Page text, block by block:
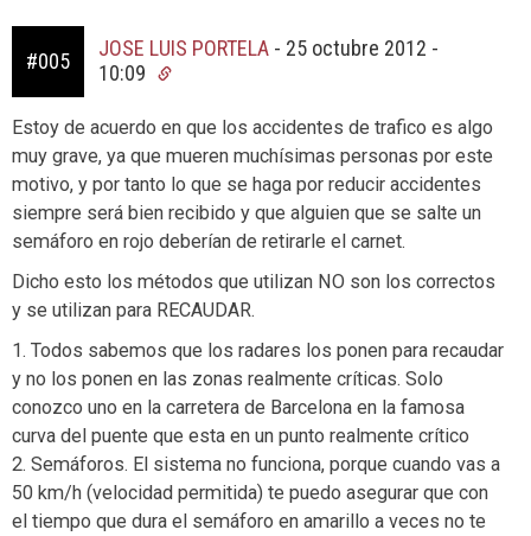
#005
JOSE LUIS PORTELA - 25 octubre 2012 -
10:09
Estoy de acuerdo en que los accidentes de trafico es algo
muy grave, ya que mueren muchísimas personas por este
motivo, y por tanto lo que se haga por reducir accidentes
siempre será bien recibido y que alguien que se salte un
semáforo en rojo deberían de retirarle el carnet.
Dicho esto los métodos que utilizan NO son los correctos
y se utilizan para RECAUDAR.
1. Todos sabemos que los radares los ponen para recaudar
y no los ponen en las zonas realmente críticas. Solo
conozco uno en la carretera de Barcelona en la famosa
curva del puente que esta en un punto realmente crítico
2. Semáforos. El sistema no funciona, porque cuando vas a
50 km/h (velocidad permitida) te puedo asegurar que con
el tiempo que dura el semáforo en amarillo a veces no te